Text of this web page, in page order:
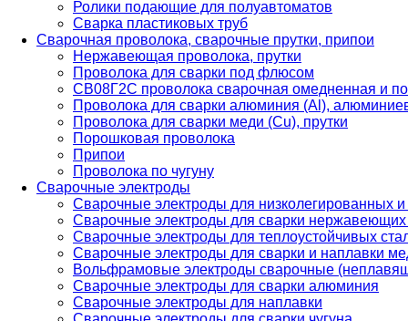
Ролики подающие для полуавтоматов
Сварка пластиковых труб
Сварочная проволока, сварочные прутки, припои
Нержавеющая проволока, прутки
Проволока для сварки под флюсом
СВ08Г2С проволока сварочная омедненная и
Проволока для сварки алюминия (Al),
Проволока для сварки меди (Cu), прутки
Порошковая проволока
Припои
Проволока по чугуну
Сварочные электроды
Сварочные электроды для низколегированных и
Сварочные электроды для сварки
Сварочные электроды для теплоустойчивых
Сварочные электроды для сварки и наплавки
Вольфрамовые электроды сварочные
Сварочные электроды для сварки алюминия
Сварочные электроды для наплавки